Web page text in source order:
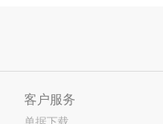
客户服务